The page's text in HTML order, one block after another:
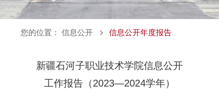
您的位置： 信息公开 信息公开年度报告
新疆石河子职业技术学院信息公开
工作报告（2023—2024学年）